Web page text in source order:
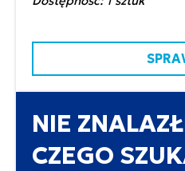
NIE
CZEGO